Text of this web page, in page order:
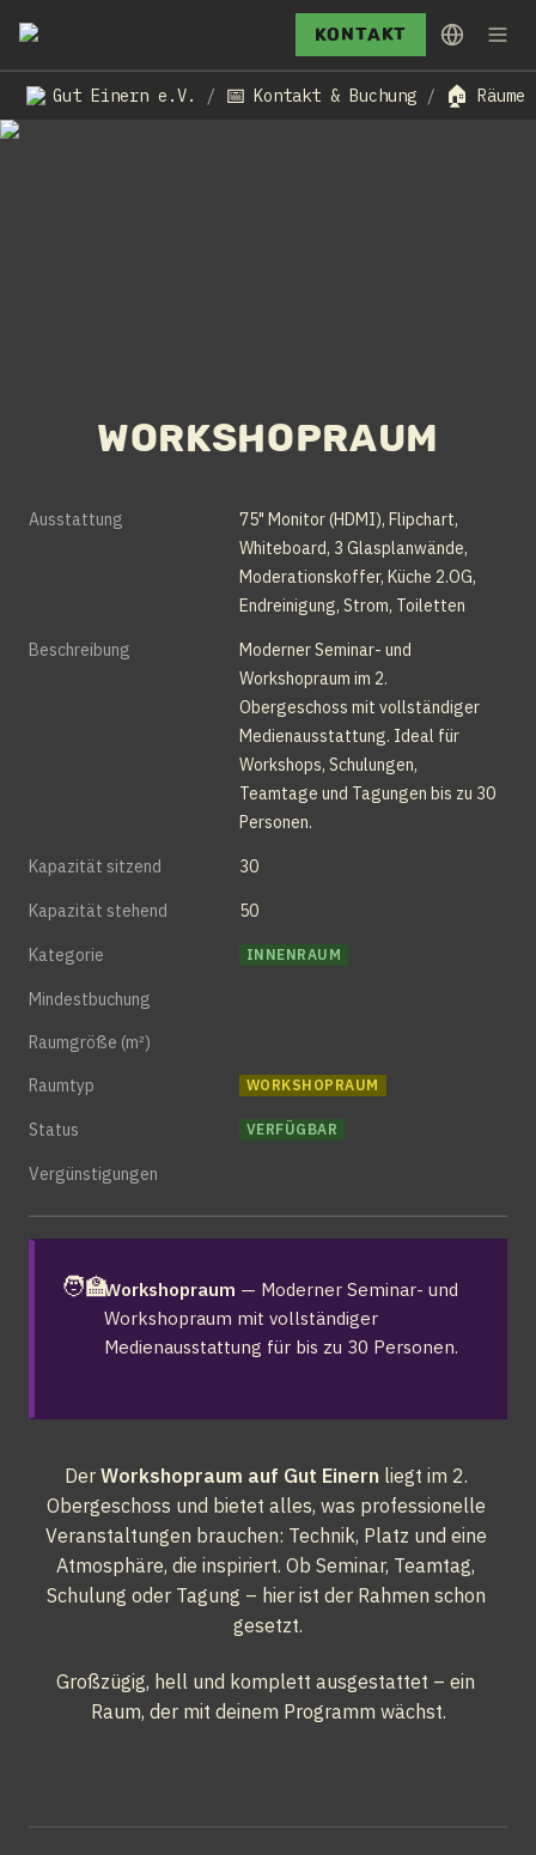
Kontakt
Gut Einern e.V. / 📅 Kontakt & Buchung / 🏠
Workshopraum
Ausstattung
75" Monitor (HDMI), Flipchart,
Whiteboard, 3 Glasplanwände,
Moderationskoffer, Küche 2.OG,
Endreinigung, Strom, Toiletten
Beschreibung
Moderner Seminar- und
Workshopraum im 2.
Obergeschoss mit vollständiger
Medienausstattung. Ideal für
Workshops, Schulungen,
Teamtage und Tagungen bis zu 30
Personen.
Kapazität sitzend 30
Kapazität stehend 50
Kategorie INNENRAUM
Mindestbuchung
Raumgröße (m²)
Raumtyp
WORKSHOPRAUM
Status VERFÜGBAR
Vergünstigungen
🧑‍🏫Workshopraum — Moderner Seminar- und
Workshopraum mit vollständiger
Medienausstattung für bis zu 30 Personen.
Der Workshopraum auf Gut Einern liegt im 2.
Obergeschoss und bietet alles, was professionelle
Veranstaltungen brauchen: Technik, Platz und eine
Atmosphäre, die inspiriert. Ob Seminar, Teamtag,
Schulung oder Tagung – hier ist der Rahmen schon
gesetzt.
Großzügig, hell und komplett ausgestattet – ein
Raum, der mit deinem Programm wächst.